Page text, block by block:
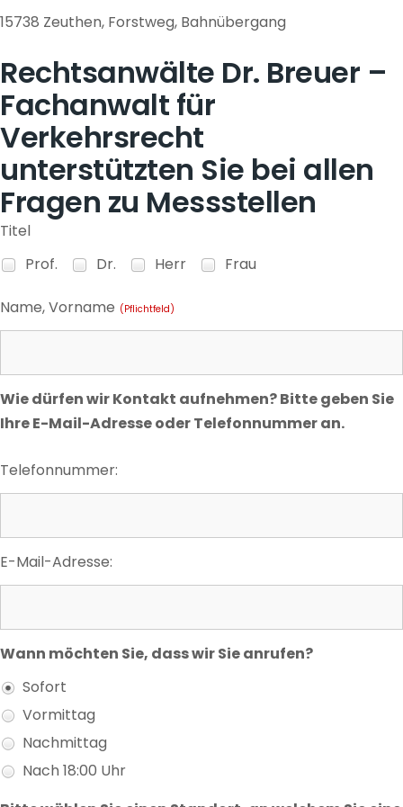
15738 Zeuthen, Forstweg, Bahnübergang
Rechtsanwälte Dr. Breuer –
Fachanwalt für
Verkehrsrecht
unterstützten Sie bei allen
Fragen zu Messstellen
Titel
Prof.
Dr. Herr Frau
Name, Vorname (Pflichtfeld)
Wie dürfen wir Kontakt aufnehmen? Bitte geben Sie
Ihre E-Mail-Adresse oder Telefonnummer an.
Telefonnummer:
E-Mail-Adresse:
Wann möchten Sie, dass wir Sie anrufen?
Sofort
Vormittag
Nachmittag
Nach 18:00 Uhr